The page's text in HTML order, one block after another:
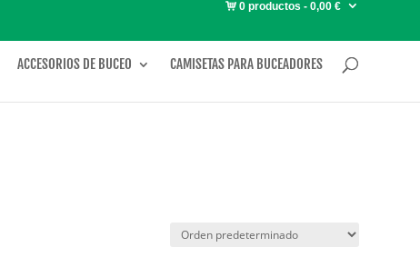
0 productos 0,00 €
ACCESORIOS DE BUCEO CAMISETAS PARA BUCEADORES